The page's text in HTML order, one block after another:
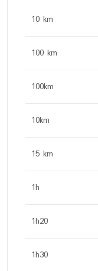
10 km
100 km
100km
10km
15 km
1h
1h20
1h30